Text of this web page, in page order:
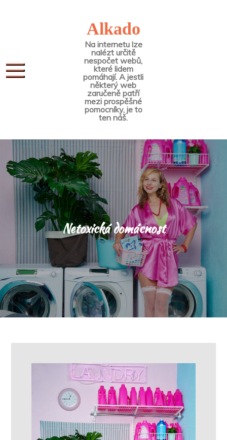
Alkado
Na internetu lze
nalézt určitě
nespočet webů,
které lidem
pomáhají. A jestli
některý web
zaručeně patří
mezi prospěšné
pomocníky, je to
ten náš.
Netoxická domácnost